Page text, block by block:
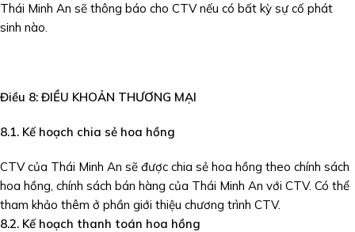
Thái Minh An sẽ thông báo cho CTV nếu có bất kỳ sự cố phát
sinh nào.
Điều 8: ĐIỀU KHOẢN THƯƠNG MẠI
8.1. Kế hoạch chia sẻ hoa hồng
CTV của Thái Minh An sẽ được chia sẻ hoa hồng theo chính sách
hoa hồng, chính sách bán hàng của Thái Minh An với CTV. Có thể
tham khảo thêm ở phần giới thiệu chương trình CTV.
8.2. Kế hoạch thanh toán hoa hồng